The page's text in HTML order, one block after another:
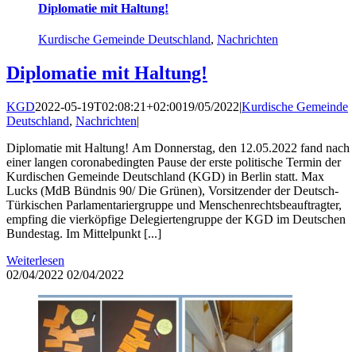
Diplomatie mit Haltung!
Kurdische Gemeinde Deutschland, Nachrichten
Diplomatie mit Haltung!
KGD2022-05-19T02:08:21+02:0019/05/2022|Kurdische Gemeinde
Deutschland, Nachrichten|
Diplomatie mit Haltung! Am Donnerstag, den 12.05.2022 fand nach
einer langen coronabedingten Pause der erste politische Termin der
Kurdischen Gemeinde Deutschland (KGD) in Berlin statt. Max
Lucks (MdB Bündnis 90/ Die Grünen), Vorsitzender der Deutsch-
Türkischen Parlamentariergruppe und Menschenrechtsbeauftragter,
empfing die vierköpfige Delegiertengruppe der KGD im Deutschen
Bundestag. Im Mittelpunkt [...]
Weiterlesen
02/04/2022 02/04/2022